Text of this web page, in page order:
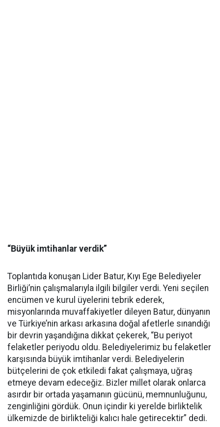
“Büyük imtihanlar verdik”
Toplantıda konuşan Lider Batur, Kıyı Ege Belediyeler
Birliği’nin çalışmalarıyla ilgili bilgiler verdi. Yeni seçilen
encümen ve kurul üyelerini tebrik ederek,
misyonlarında muvaffakiyetler dileyen Batur, dünyanın
ve Türkiye’nin arkası arkasına doğal afetlerle sınandığı
bir devrin yaşandığına dikkat çekerek, “Bu periyot
felaketler periyodu oldu. Belediyelerimiz bu felaketler
karşısında büyük imtihanlar verdi. Belediyelerin
bütçelerini de çok etkiledi fakat çalışmaya, uğraş
etmeye devam edeceğiz. Bizler millet olarak onlarca
asırdır bir ortada yaşamanın gücünü, memnunluğunu,
zenginliğini gördük. Onun içindir ki yerelde birliktelik
ülkemizde de birlikteliği kalıcı hale getirecektir” dedi.